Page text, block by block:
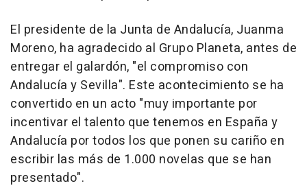
El presidente de la Junta de Andalucía, Juanma
Moreno, ha agradecido al Grupo Planeta, antes de
entregar el galardón, "el compromiso con
Andalucía y Sevilla". Este acontecimiento se ha
convertido en un acto "muy importante por
incentivar el talento que tenemos en España y
Andalucía por todos los que ponen su cariño en
escribir las más de 1.000 novelas que se han
presentado".